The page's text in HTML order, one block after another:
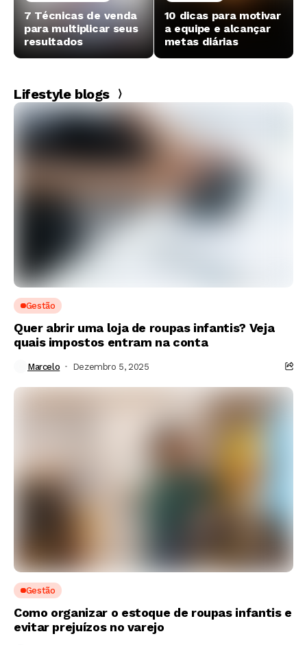
7 Técnicas de venda
para multiplicar seus
resultados
10 dicas para motivar
a equipe e alcançar
metas diárias
Lifestyle blogs
Gestão
Quer abrir uma loja de roupas infantis? Veja
quais impostos entram na conta
Marcelo Dezembro 5, 2025
Gestão
Como organizar o estoque de roupas infantis e
evitar prejuízos no varejo